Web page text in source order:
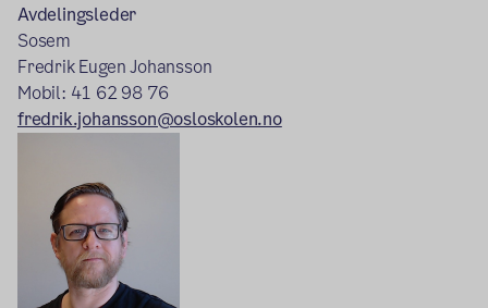
Avdelingsleder
Sosem
Fredrik Eugen Johansson
Mobil: 41 62 98 76
fredrik.johansson@osloskolen.no